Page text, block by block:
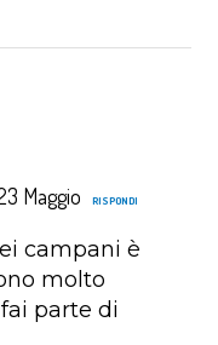
Maggio RISPONDI
campani è
molto
parte di